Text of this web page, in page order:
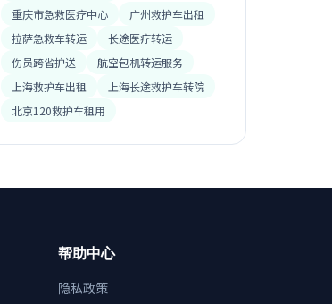
重庆市急救医疗中心
广州救护车出租
拉萨急救车转运
长途医疗转运
伤员跨省护送
航空包机转运服务
上海救护车出租
上海长途救护车转院
北京120救护车租用
帮助中心
隐私政策